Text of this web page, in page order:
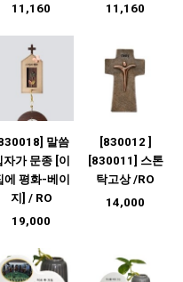
11,160 11,160
말씀
자가 문종 [이
에 평화-베이
지] / RO
19,000
[830012 ]
[830011] 스톤
탁고상 /RO
14,000